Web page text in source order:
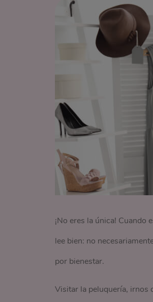
¡No eres la única!
lee bien: no
por bienestar.
Visitar la peluquería, irnos